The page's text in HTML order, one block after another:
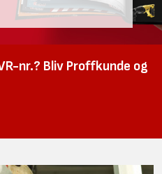
nr.? Bliv Proffkunde og